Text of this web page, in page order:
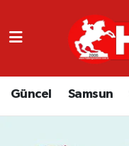
Güncel Samsun
GÜNCEL
SAMSUN